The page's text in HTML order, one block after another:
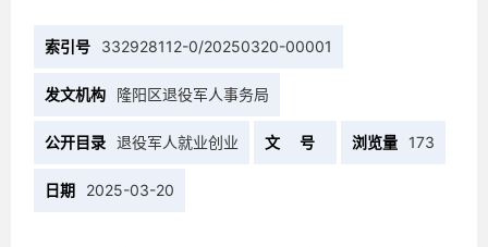
索引号 332928112-0/20250320-00001
发文机构 隆阳区退役军人事务局
公开目录 退役军人就业创业 文 号 浏览量 173
日期 2025-03-20